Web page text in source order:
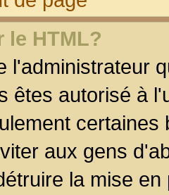
le HTML?
l'administrateur
êtes autorisé à
aux gens
la mise